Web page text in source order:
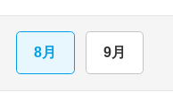
8月 9月